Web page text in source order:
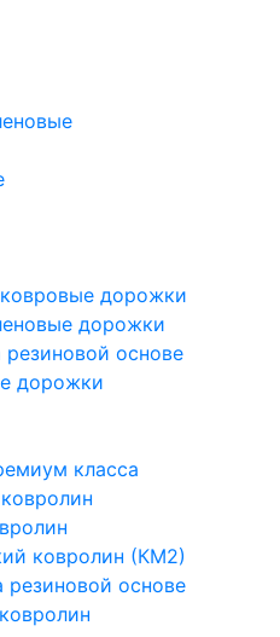
дорожки
дорожки
основе
дорожки
класса
ковролин (КМ2)
резиновой основе